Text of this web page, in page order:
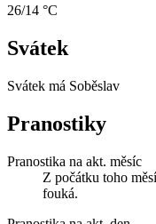
26/14 °C
Svátek
Svátek má Soběslav
Pranostiky
Pranostika na akt. měsíc
Z počátku toho
fouká.